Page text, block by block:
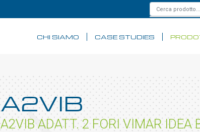
CHI SIAMO CASE STUDIES
A2VIB
A2VIB ADATT. 2 FORI VIMAR IDEA